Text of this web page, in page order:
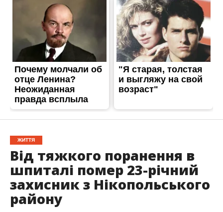
ЖИТТЯ
Від тяжкого поранення в
шпиталі помер 23-річний
захисник з Нікопольського
району